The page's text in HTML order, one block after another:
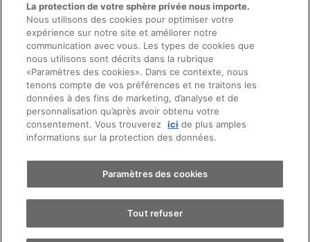
Prendre rendez-vous
Essai sur route
Trouver une voiture
© 2026 AMAG Automobiles et Moteurs SA
Protection des données
Mentions légales
Conseil en ligne mentions légales
Impressum
Conditions générales
Emplois CFTS CGDV
La protection de votre sphère privée nous importe.
Nous utilisons des cookies pour optimiser votre
expérience sur notre site et améliorer notre
communication avec vous. Les types de cookies que
nous utilisons sont décrits dans la rubrique
«Paramètres des cookies». Dans ce contexte, nous
tenons compte de vos préférences et ne traitons les
données à des fins de marketing, d’analyse et de
personnalisation qu’après avoir obtenu votre
consentement. Vous trouverez ici de plus amples
informations sur la protection des données.
Paramètres des cookies
Tout refuser